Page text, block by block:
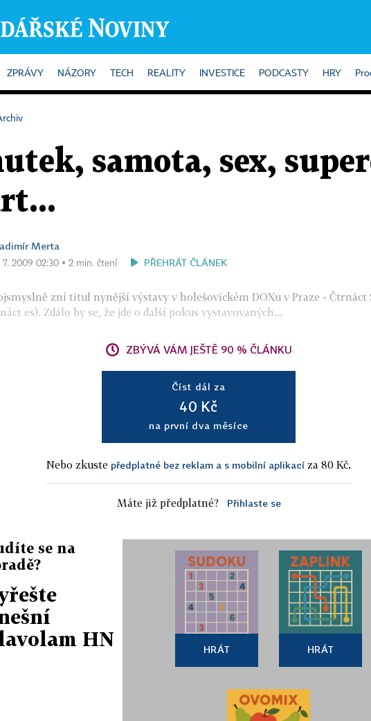
ZPRÁVY NÁZORY TECH REALITY INVESTICE PODCASTY HRY
samota, sex,
Merta
7. 2009 02:30 ▪ 2 min. čtení PŘEHRÁT ČLÁNEK
zní titul nynější výstavy v holešovickém DOXu v Praze - Čtrnáct
es). Zdálo by se, že jde o další pokus vystavovaných...
ZBÝVÁ VÁM JEŠTĚ 90 % ČLÁNKU
Číst dál za
40 Kč
na první dva měsíce
Nebo zkuste předplatné bez reklam a s mobilní aplikací za 80 Kč.
Máte již předplatné? Přihlaste se
se na
HN
HRÁT HRÁT